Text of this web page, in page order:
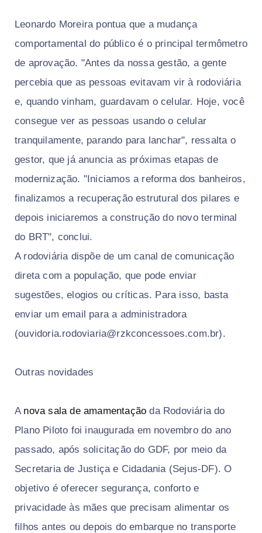
Leonardo Moreira pontua que a mudança
comportamental do público é o principal termômetro
de aprovação. "Antes da nossa gestão, a gente
percebia que as pessoas evitavam vir à rodoviária
e, quando vinham, guardavam o celular. Hoje, você
consegue ver as pessoas usando o celular
tranquilamente, parando para lanchar", ressalta o
gestor, que já anuncia as próximas etapas de
modernização. "Iniciamos a reforma dos banheiros,
finalizamos a recuperação estrutural dos pilares e
depois iniciaremos a construção do novo terminal
do BRT", conclui.
A rodoviária dispõe de um canal de comunicação
direta com a população, que pode enviar
sugestões, elogios ou críticas. Para isso, basta
enviar um email para a administradora
(ouvidoria.rodoviaria@rzkconcessoes.com.br).
Outras novidades
A nova sala de amamentação da Rodoviária do
Plano Piloto foi inaugurada em novembro do ano
passado, após solicitação do GDF, por meio da
Secretaria de Justiça e Cidadania (Sejus-DF). O
objetivo é oferecer segurança, conforto e
privacidade às mães que precisam alimentar os
filhos antes ou depois do embarque no transporte